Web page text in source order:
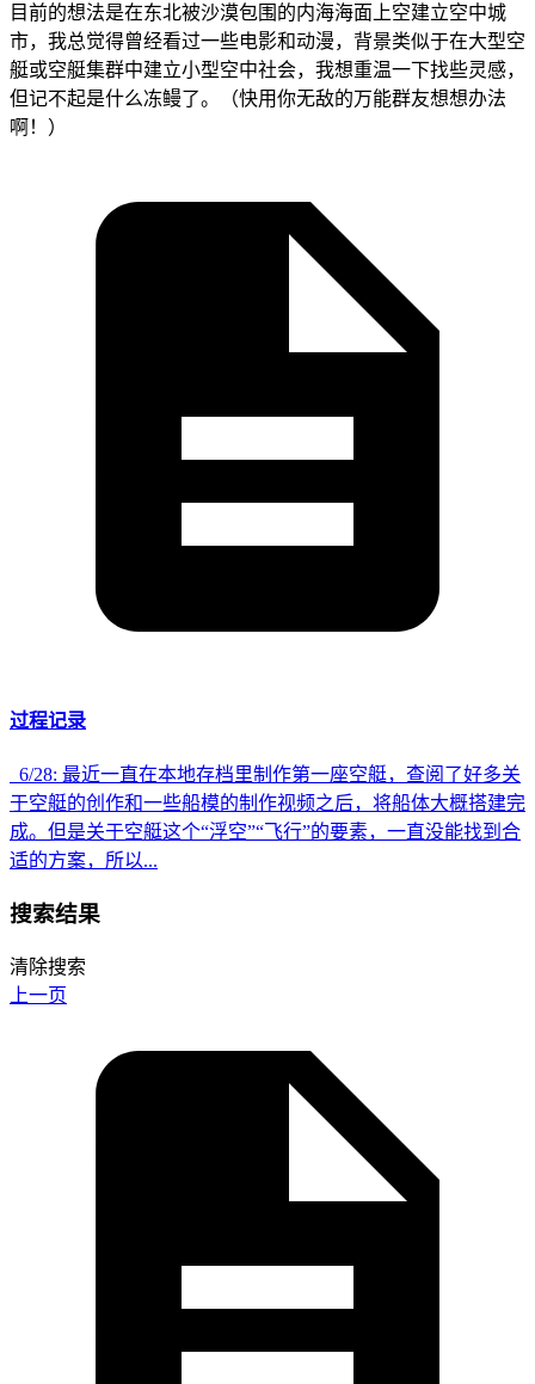
目前的想法是在东北被沙漠包围的内海海面上空建立空中城
市，我总觉得曾经看过一些电影和动漫，背景类似于在大型空
艇或空艇集群中建立小型空中社会，我想重温一下找些灵感，
但记不起是什么冻鳗了。（快用你无敌的万能群友想想办法
啊！）
过程记录
6/28: 最近一直在本地存档里制作第一座空艇，查阅了好多关
于空艇的创作和一些船模的制作视频之后，将船体大概搭建完
成。但是关于空艇这个“浮空”“飞行”的要素，一直没能找到合
适的方案，所以...
搜索结果
清除搜索
上一页